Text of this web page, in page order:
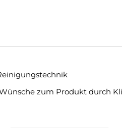
zum Produkt durch